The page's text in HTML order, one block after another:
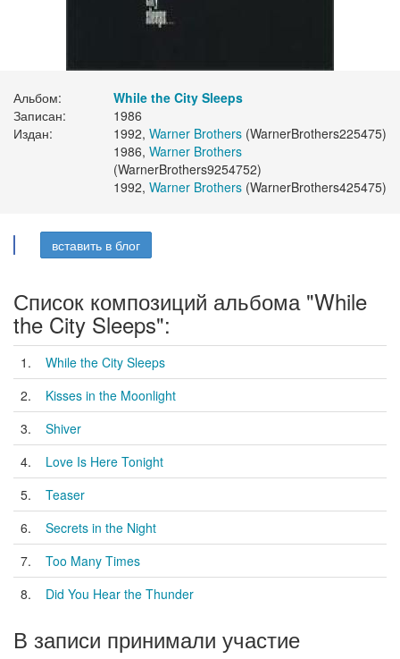
Альбом:
While the City Sleeps
Записан:
1986
Издан:
1992, Warner Brothers (WarnerBrothers225475)
1986, Warner Brothers
(WarnerBrothers9254752)
1992, Warner Brothers (WarnerBrothers425475)
вставить в блог
Список композиций альбома "While
the City Sleeps":
1.
While the City Sleeps
2.
Kisses in the Moonlight
3.
Shiver
4.
Love Is Here Tonight
5.
Teaser
6.
Secrets in the Night
7.
Too Many Times
8.
Did You Hear the Thunder
В записи принимали участие